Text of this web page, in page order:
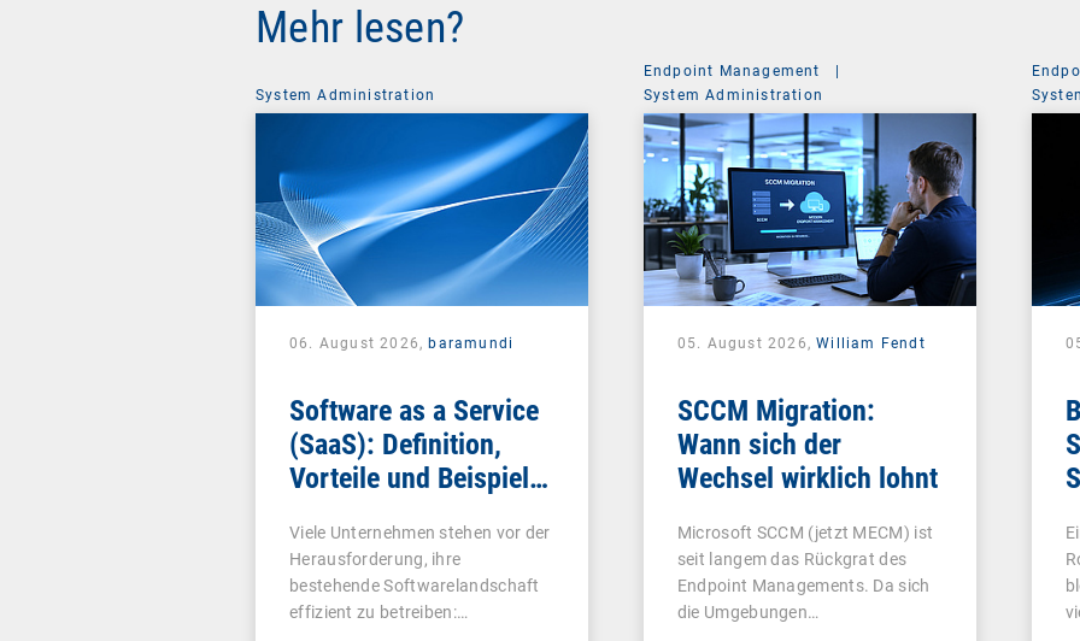
Mehr lesen?
System Administration
06. August 2026,baramundi
Software as a Service
(SaaS): Definition,
Vorteile und Beispiele
Viele Unternehmen stehen vor der
Herausforderung, ihre
bestehende Softwarelandschaft
effizient zu betreiben:…
Endpoint Management
|
System Administration
05. August 2026,William Fendt
SCCM Migration:
Wann sich der
Wechsel wirklich lohnt
Microsoft SCCM (jetzt MECM) ist
seit langem das Rückgrat des
Endpoint Managements. Da sich
die Umgebungen…